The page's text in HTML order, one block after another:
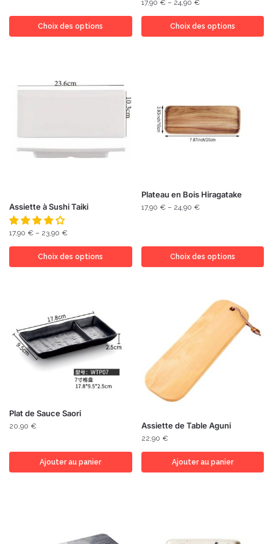
Choix des options
17,90 € – 24,90 €
Choix des options
Assiette à Sushi Taiki
17,90 € – 23,90 €
Choix des options
Plateau en Bois Hiragatake
17,90 € – 24,90 €
Choix des options
Plat de Sauce Saori
20,90 €
Ajouter au panier
Assiette de Table Aguni
22,90 €
Ajouter au panier